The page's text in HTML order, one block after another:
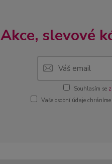
Akce, slevové
Souhlasím se
Vaše osobní údaje